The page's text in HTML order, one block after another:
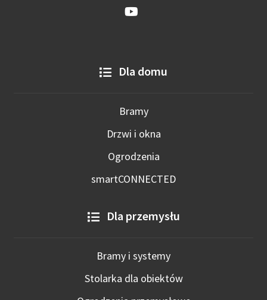
Dla domu
Bramy
Drzwi i okna
Ogrodzenia
smartCONNECTED
Dla przemysłu
Bramy i systemy
Stolarka dla obiektów